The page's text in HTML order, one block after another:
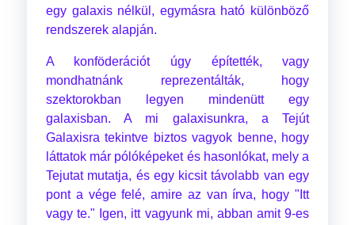
egy galaxis nélkül, egymásra ható különböző
rendszerek alapján.
A konföderációt úgy építették, vagy
mondhatnánk reprezentálták, hogy
szektorokban legyen mindenütt egy
galaxisban. A mi galaxisunkra, a Tejút
Galaxisra tekintve biztos vagyok benne, hogy
láttatok már pólóképeket és hasonlókat, mely a
Tejutat mutatja, és egy kicsit távolabb van egy
pont a vége felé, amire az van írva, hogy "Itt
vagy te." Igen, itt vagyunk mi, abban amit 9-es